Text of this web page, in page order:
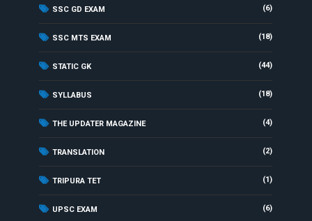
SSC GD EXAM (6)
SSC MTS EXAM (18)
STATIC GK (44)
SYLLABUS (18)
THE UPDATER MAGAZINE (4)
TRANSLATION (2)
TRIPURA TET (1)
UPSC EXAM (6)